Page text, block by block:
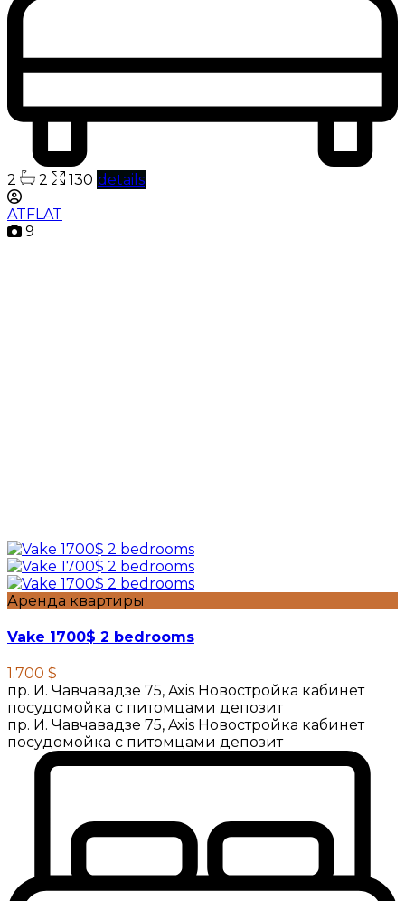
2 2 130 details
ATFLAT
9
Аренда квартиры
Vake 1700$ 2 bedrooms
1.700 $
пр. И. Чавчавадзе 75, Axis Новостройка кабинет
посудомойка с питомцами депозит
пр. И. Чавчавадзе 75, Axis Новостройка кабинет
посудомойка с питомцами депозит